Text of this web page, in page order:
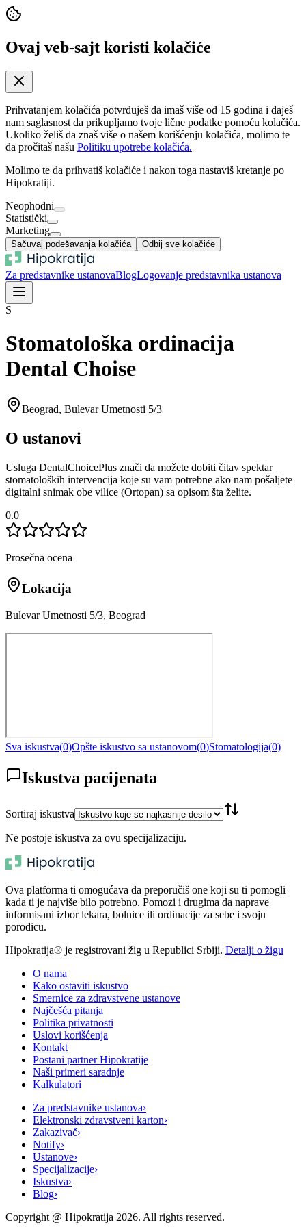
Ovaj veb-sajt koristi kolačiće
Prihvatanjem kolačića potvrđuješ da imaš više od 15 godina i daješ
nam saglasnost da prikupljamo tvoje lične podatke pomoću kolačića.
Ukoliko želiš da znaš više o našem korišćenju kolačića, molimo te
da pročitaš našu Politiku upotrebe kolačića.
Molimo te da prihvatiš kolačiće i nakon toga nastaviš kretanje po
Hipokratiji.
Neophodni
Statistički
Marketing
Sačuvaj podešavanja kolačića Odbij sve kolačiće
Za predstavnike ustanovaBlogLogovanje predstavnika ustanova
S
Stomatološka ordinacija
Dental Choise
Beograd, Bulevar Umetnosti 5/3
O ustanovi
Usluga DentalChoicePlus znači da možete dobiti čitav spektar
stomatoloških intervencija koje su vam potrebne ako nam pošaljete
digitalni snimak obe vilice (Ortopan) sa opisom šta želite.
0.0
Prosečna ocena
Lokacija
Bulevar Umetnosti 5/3, Beograd
Sva iskustva(0)Opšte iskustvo sa ustanovom(0)Stomatologija(0)
Iskustva pacijenata
Sortiraj iskustva
Ne postoje iskustva za ovu specijalizaciju.
Ova platforma ti omogućava da preporučiš one koji su ti pomogli
kada ti je najviše bilo potrebno. Pomozi i drugima da naprave
informisani izbor lekara, bolnice ili ordinacije za sebe i svoju
porodicu.
Hipokratija® je registrovani žig u Republici Srbiji. Detalji o žigu
O nama
Kako ostaviti iskustvo
Smernice za zdravstvene ustanove
Najčešća pitanja
Politika privatnosti
Uslovi korišćenja
Kontakt
Postani partner Hipokratije
Naši primeri saradnje
Kalkulatori
Za predstavnike ustanova›
Elektronski zdravstveni karton›
Zakazivač›
Notify›
Ustanove›
Specijalizacije›
Iskustva›
Blog›
Copyright @ Hipokratija 2026. All rights reserved.